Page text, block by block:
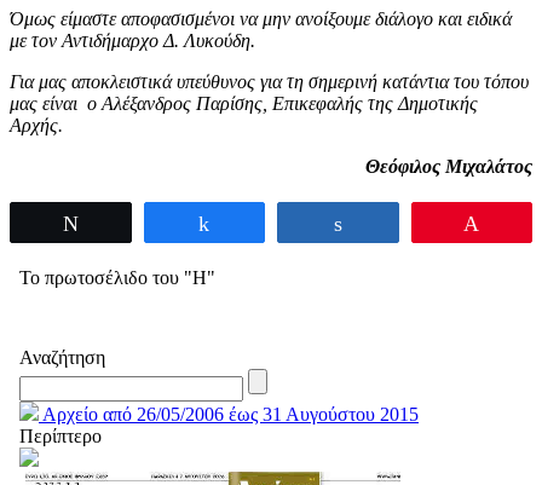
Όμως είμαστε αποφασισμένοι να μην ανοίξουμε διάλογο και ειδικά
με τον Αντιδήμαρχο Δ. Λυκούδη.
Για μας αποκλειστικά υπεύθυνος για τη σημερινή κατάντια του τόπου
μας είναι ο Αλέξανδρος Παρίσης, Επικεφαλής της Δημοτικής
Αρχής.
Θεόφιλος Μιχαλάτος
Το πρωτοσέλιδο του "Η"
Αναζήτηση
Αρχείο από 26/05/2006 έως 31 Αυγούστου 2015
Περίπτερο